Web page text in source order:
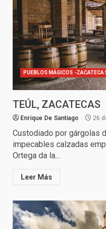
PUEBLOS MÁGICOS -
TEÚL, ZACATECAS
Enrique De Santiago 26
Custodiado por gárgolas
impecables calzadas
Ortega da la...
Leer Más